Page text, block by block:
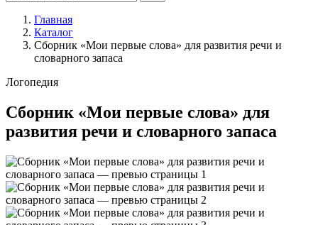
Главная
Каталог
Сборник «Мои первые слова» для развития речи и
словарного запаса
Логопедия
Сборник «Мои первые слова» для
развития речи и словарного запаса